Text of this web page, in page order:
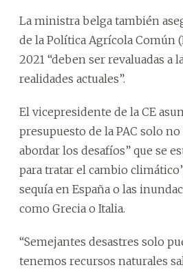
La ministra belga también
de la Política Agrícola Común
2021 “deben ser revaluadas a
realidades actuales”.
El vicepresidente de la CE
presupuesto de la PAC solo
abordar los desafíos” que se
para tratar el cambio
sequía en España o las
como Grecia o Italia.
“Semejantes desastres solo
tenemos recursos naturales